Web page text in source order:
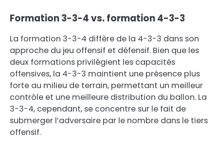
Formation 3-3-4 vs. formation 4-3-3
La formation 3-3-4 diffère de la 4-3-3 dans son
approche du jeu offensif et défensif. Bien que les
deux formations privilégient les capacités
offensives, la 4-3-3 maintient une présence plus
forte au milieu de terrain, permettant un meilleur
contrôle et une meilleure distribution du ballon. La
3-3-4, cependant, se concentre sur le fait de
submerger l’adversaire par le nombre dans le tiers
offensif.